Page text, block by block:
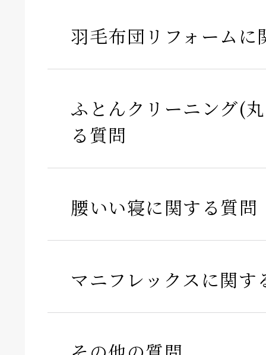
羽毛布団リフォームに
ふとんクリーニング(
る質問
腰いい寝に関する質問
マニフレックスに関す